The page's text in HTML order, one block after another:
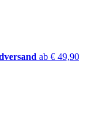
ab € 49,90